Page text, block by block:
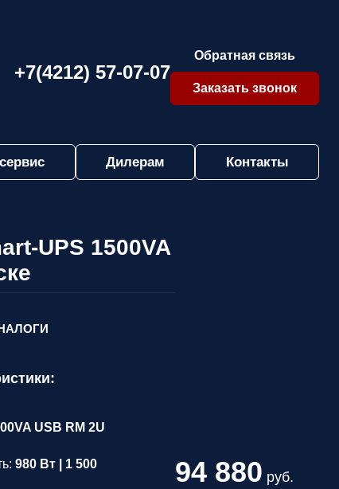
+7(4212) 57-07-07
Обратная связь
Заказать звонок
Дилерам Контакты
UPS 1500VA
USB RM 2U
980 Вт | 1 500
94 880 руб.